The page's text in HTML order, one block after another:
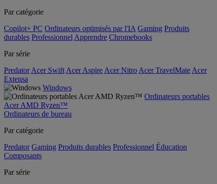
Par catégorie
Copilot+ PC Ordinateurs optimisés par l'IA Gaming Produits
durables Professionnel Apprendre Chromebooks
Par série
Predator Acer Swift Acer Aspire Acer Nitro Acer TravelMate Acer
Extensa
Windows
Ordinateurs portables
Acer AMD Ryzen™
Ordinateurs de bureau
Par catégorie
Predator Gaming Produits durables Professionnel Éducation
Composants
Par série